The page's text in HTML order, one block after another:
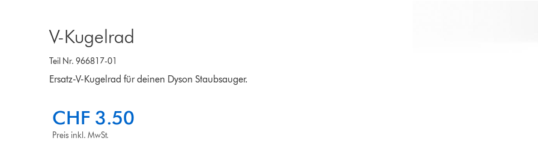
V-Kugelrad
Teil Nr. 966817-01
Ersatz-V-Kugelrad für deinen Dyson Staubsauger.
CHF 3.50
Preis inkl. MwSt.